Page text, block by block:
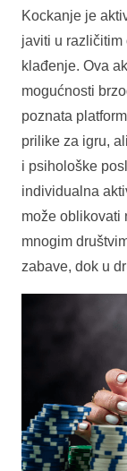
Kockanje je
javiti u različitim
klađenje. Ova
mogućnosti
poznata
prilike za igru,
i psihološke
individualna
može oblikovati
mnogim
zabave, dok u